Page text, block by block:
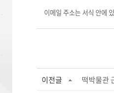
이메일 주소는 서식 안에
이전글
떡박물관